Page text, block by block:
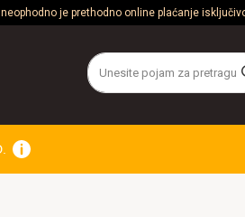
je prethodno online plaćanje